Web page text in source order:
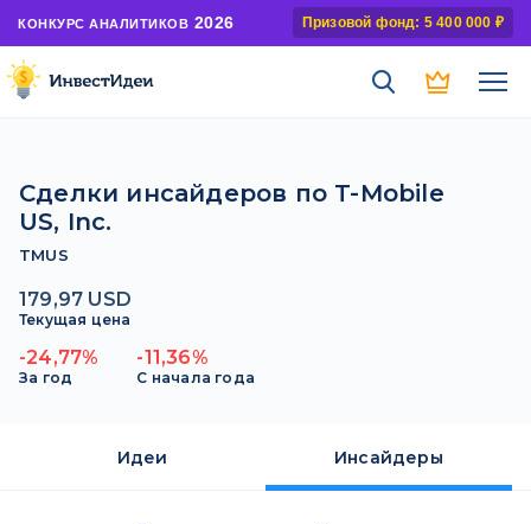
КОНКУРС АНАЛИТИКОВ 2026 Призовой фонд: 5 400 000 ₽
Сделки инсайдеров по T-Mobile
US, Inc.
TMUS
179,97 USD
Текущая цена
-24,77%
За год
-11,36%
С начала года
Идеи Инсайдеры